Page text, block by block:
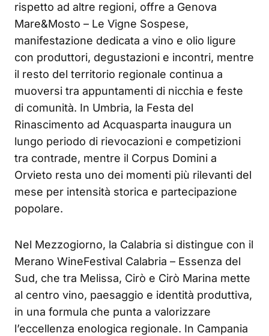
rispetto ad altre regioni, offre a Genova
Mare&Mosto – Le Vigne Sospese,
manifestazione dedicata a vino e olio ligure
con produttori, degustazioni e incontri, mentre
il resto del territorio regionale continua a
muoversi tra appuntamenti di nicchia e feste
di comunità. In Umbria, la Festa del
Rinascimento ad Acquasparta inaugura un
lungo periodo di rievocazioni e competizioni
tra contrade, mentre il Corpus Domini a
Orvieto resta uno dei momenti più rilevanti del
mese per intensità storica e partecipazione
popolare.
Nel Mezzogiorno, la Calabria si distingue con il
Merano WineFestival Calabria – Essenza del
Sud, che tra Melissa, Cirò e Cirò Marina mette
al centro vino, paesaggio e identità produttiva,
in una formula che punta a valorizzare
l’eccellenza enologica regionale. In Campania